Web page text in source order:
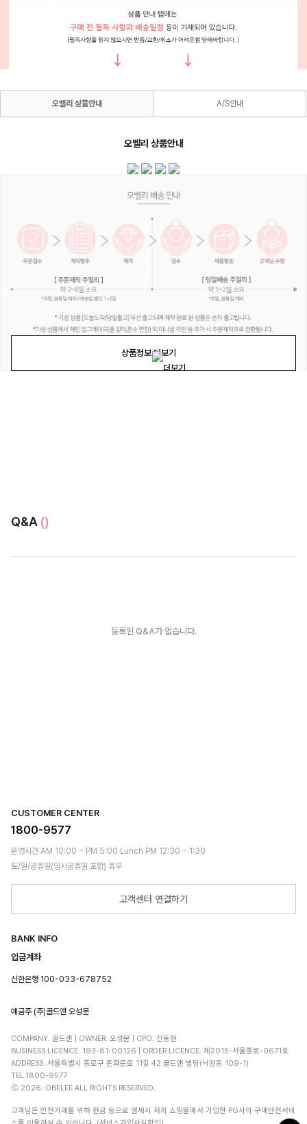
상품정보 더보기
오벨리 상품안내 A/S안내
오벨리 상품안내
Q&A ()
등록된 Q&A가 없습니다.
CUSTOMER CENTER
1800-9577
운영시간 AM 10:00 ~ PM 5:00 Lunch PM 12:30 ~ 1:30
토/일/공휴일(임시공휴일 포함) 휴무
고객센터 연결하기
BANK INFO
입금계좌
신한은행 100-033-678752
예금주 (주)골드앤 오성문
COMPANY. 골드앤 | OWNER. 오성문 | CPO. 신동현
BUSINESS LICENCE. 193-81-00126 | ORDER LICENCE. 제2015-서울종로-0671호
ADDRESS. 서울특별시 종로구 돈화문로 11길 42 골드앤 빌딩(낙원동 109-1)
TEL.1800-9577
ⓒ 2026. OBELEE ALL RIGHTS RESERVED.
고객님은 안전거래를 위해 현금 등으로 결제시 저희 쇼핑몰에서 가입한 PG사의 구매안전서비